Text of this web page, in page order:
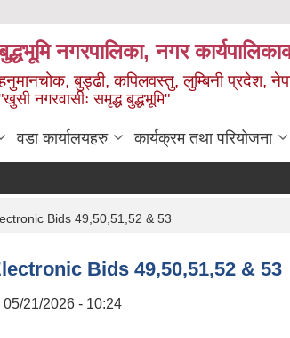
नगरपालिका, नगर
बुड्ढी, कपिलवस्तु, लुम्बिनी प्रदेश,
नगरवासीः समृद्ध बुद्धभूमि"
वडा कार्यालयहरु कार्यक्रम तथा परियोजना
Bids 49,50,51,52 & 53
Bids 49,50,51,52 & 53
05/21/2026 - 10:24